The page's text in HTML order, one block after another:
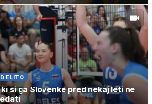
ELITO
si ga Slovenke pred nekaj leti ne